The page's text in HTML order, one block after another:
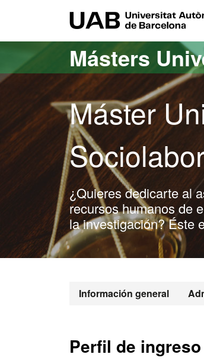
Másters
Máster
¿Quieres dedicarte al
recursos humanos de
la investigación? Éste
Información general
Máster
Perfil de ingreso